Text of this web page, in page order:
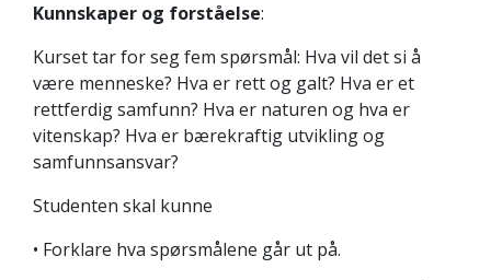
Kunnskaper og forståelse:
Kurset tar for seg fem spørsmål: Hva vil det si å
være menneske? Hva er rett og galt? Hva er et
rettferdig samfunn? Hva er naturen og hva er
vitenskap? Hva er bærekraftig utvikling og
samfunnsansvar?
Studenten skal kunne
• Forklare hva spørsmålene går ut på.